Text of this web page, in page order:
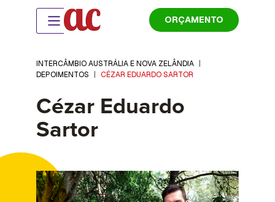
ORÇAMENTO
INTERCÂMBIO AUSTRÁLIA E NOVA ZELÂNDIA
DEPOIMENTOS
CÉZAR EDUARDO SARTOR
Cézar Eduardo
Sartor